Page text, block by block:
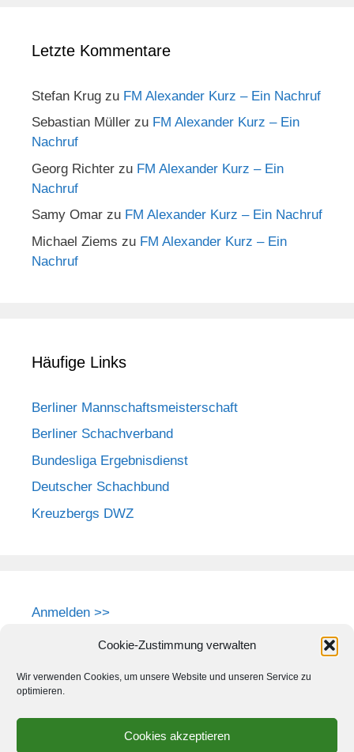
Cookie-Zustimmung verwalten
Wir verwenden Cookies, um unsere Website und unseren Service zu
optimieren.
Cookies akzeptieren
Letzte Kommentare
Stefan Krug zu FM Alexander Kurz – Ein Nachruf
Sebastian Müller zu FM Alexander Kurz – Ein
Nachruf
Georg Richter zu FM Alexander Kurz – Ein
Nachruf
Samy Omar zu FM Alexander Kurz – Ein Nachruf
Michael Ziems zu FM Alexander Kurz – Ein
Nachruf
Häufige Links
Berliner Mannschaftsmeisterschaft
Berliner Schachverband
Bundesliga Ergebnisdienst
Deutscher Schachbund
Kreuzbergs DWZ
Anmelden >>